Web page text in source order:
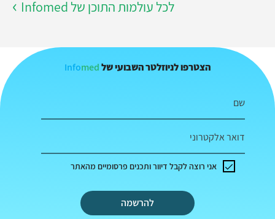
לכל עולמות התוכן של Infomed
הצטרפו לניוזלטר השבועי של Infomed
שם
דואר אלקטרוני
להרשמה
אני רוצה לקבל דיוור ותכנים פרסומיים מהאתר